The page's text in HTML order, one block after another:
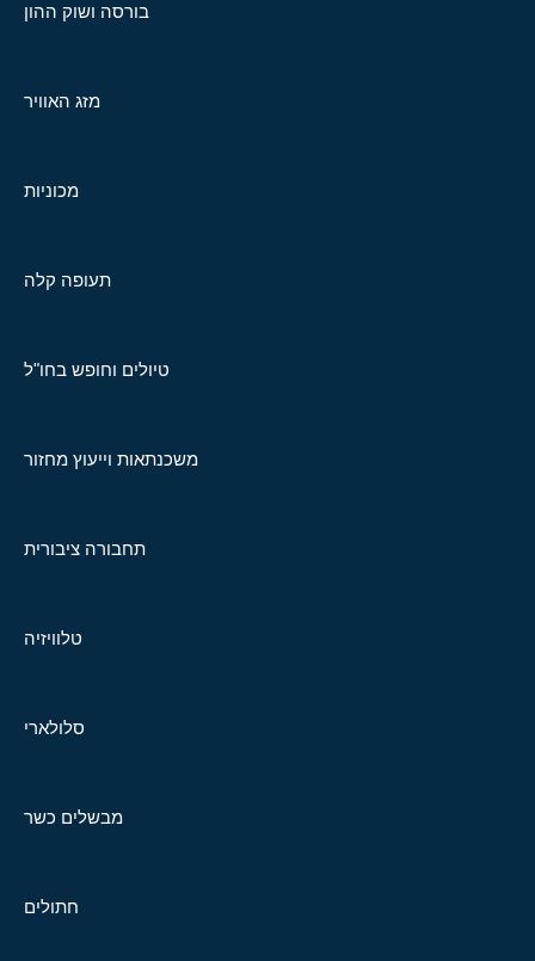
בורסה ושוק ההון
מזג האוויר
מכוניות
תעופה קלה
טיולים וחופש בחו"ל
משכנתאות וייעוץ מחזור
תחבורה ציבורית
טלוויזיה
סלולארי
מבשלים כשר
חתולים